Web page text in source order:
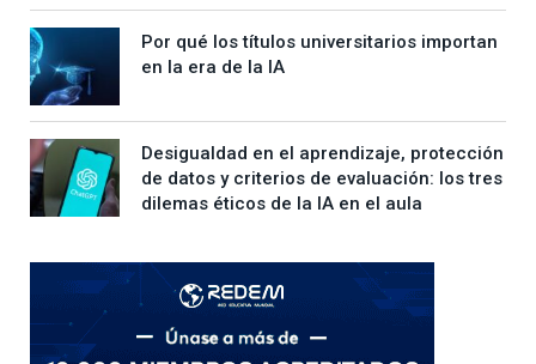
Por qué los títulos universitarios importan
en la era de la IA
Desigualdad en el aprendizaje, protección
de datos y criterios de evaluación: los tres
dilemas éticos de la IA en el aula